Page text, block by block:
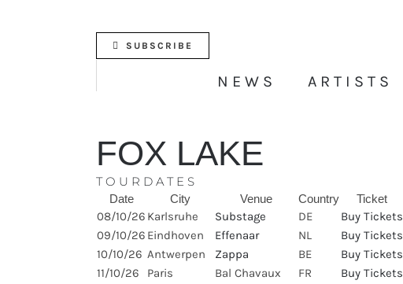
SUBSCRIBE
NEWS ARTISTS
FOX LAKE
TOURDATES
Date City Venue Country Ticket
08/10/26 Karlsruhe Substage DE
Buy Tickets
09/10/26 Eindhoven Effenaar NL
Buy Tickets
10/10/26 Antwerpen Zappa BE
Buy Tickets
11/10/26
Paris Bal Chavaux FR
Buy Tickets